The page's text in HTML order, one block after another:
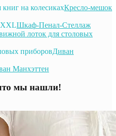
Кресло-мешок
Шкаф-Пенал-Стеллаж
лоток для столовых
Диван
Манхэттен
мы нашли!